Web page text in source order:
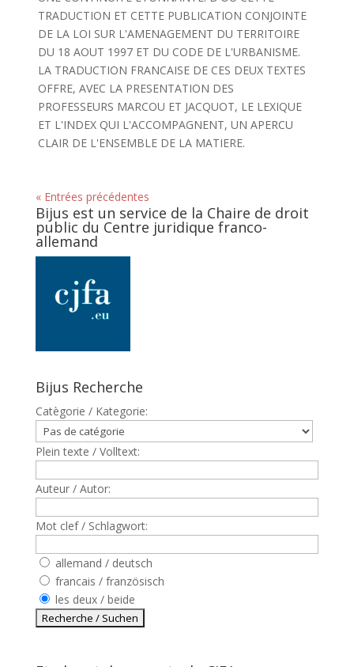
TRADUCTION ET CETTE PUBLICATION CONJOINTE
DE LA LOI SUR L'AMENAGEMENT DU TERRITOIRE
DU 18 AOUT 1997 ET DU CODE DE L'URBANISME.
LA TRADUCTION FRANCAISE DE CES DEUX TEXTES
OFFRE, AVEC LA PRESENTATION DES
PROFESSEURS MARCOU ET JACQUOT, LE LEXIQUE
ET L'INDEX QUI L'ACCOMPAGNENT, UN APERCU
CLAIR DE L'ENSEMBLE DE LA MATIERE.
« Entrées précédentes
Bijus est un service de la Chaire de droit
public du Centre juridique franco-
allemand
Bijus Recherche
Catègorie / Kategorie:
Plein texte / Volltext:
Auteur / Autor:
Mot clef / Schlagwort:
allemand / deutsch
francais / französisch
les deux / beide